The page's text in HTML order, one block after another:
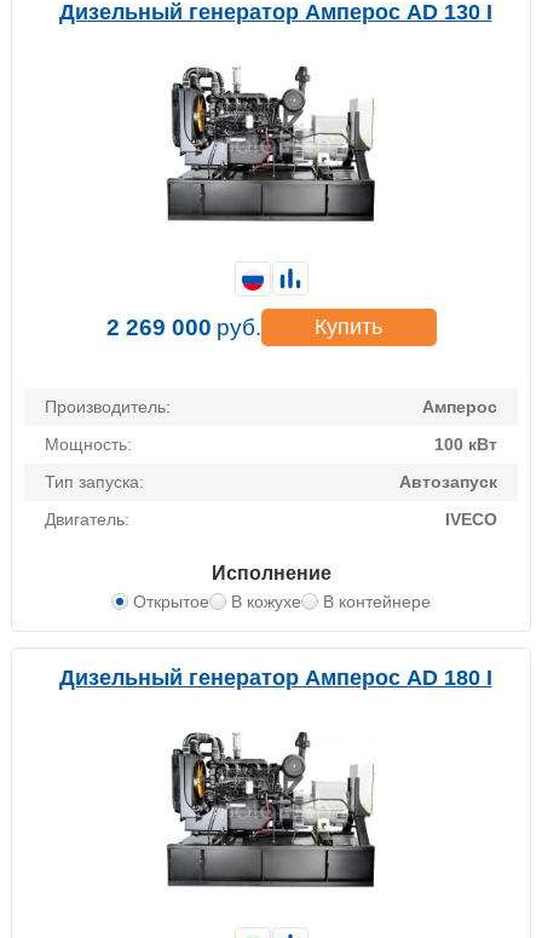
Дизельный генератор Амперос AD 130 I
Производитель:
Амперос
Мощность:
100 кВт
Тип запуска:
Автозапуск
Двигатель:
IVECO
Исполнение
Открытое В кожухе В контейнере
2 269 000 руб. Купить
Дизельный генератор Амперос AD 180 I